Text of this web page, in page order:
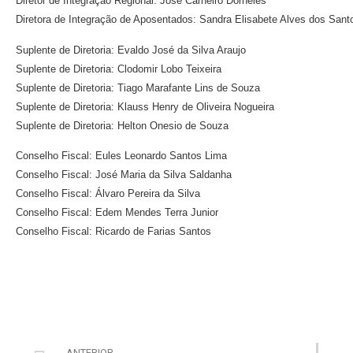
Diretora de Integração de Aposentados: Sandra Elisabete Alves dos
Suplente de Diretoria: Evaldo José da Silva Araujo
Suplente de Diretoria: Clodomir Lobo Teixeira
Suplente de Diretoria: Tiago Marafante Lins de Souza
Suplente de Diretoria: Klauss Henry de Oliveira Nogueira
Suplente de Diretoria: Helton Onesio de Souza
Conselho Fiscal: Eules Leonardo Santos Lima
Conselho Fiscal: José Maria da Silva Saldanha
Conselho Fiscal: Álvaro Pereira da Silva
Conselho Fiscal: Edem Mendes Terra Junior
Conselho Fiscal: Ricardo de Farias Santos